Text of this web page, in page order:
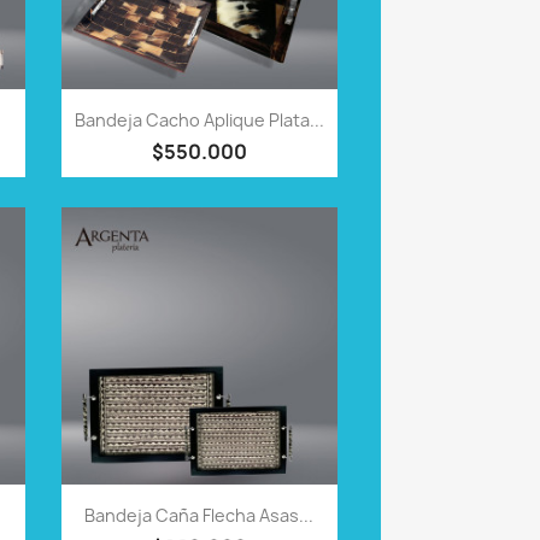
 VISTA RÁPIDA
Bandeja Cacho Aplique Plata...
$550.000
 VISTA RÁPIDA
Bandeja Caña Flecha Asas...